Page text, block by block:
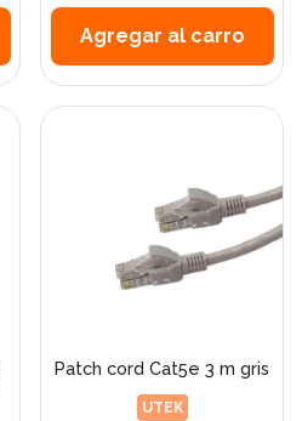
Agregar al carro
Patch cord Cat5e 3 m gris
UTEK